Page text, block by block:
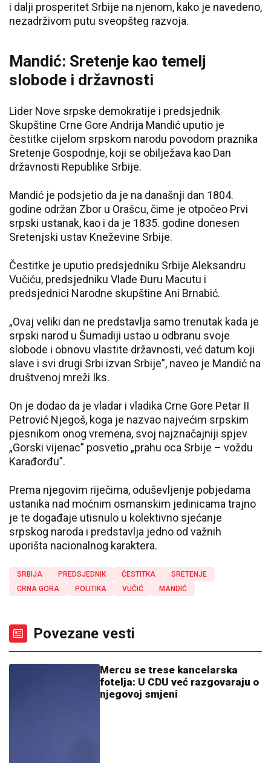
i dalji prosperitet Srbije na njenom, kako je navedeno,
nezadrživom putu sveopšteg razvoja.
Mandić: Sretenje kao temelj
slobode i državnosti
Lider Nove srpske demokratije i predsjednik
Skupštine Crne Gore Andrija Mandić uputio je
čestitke cijelom srpskom narodu povodom praznika
Sretenje Gospodnje, koji se obilježava kao Dan
državnosti Republike Srbije.
Mandić je podsjetio da je na današnji dan 1804.
godine održan Zbor u Orašcu, čime je otpočeo Prvi
srpski ustanak, kao i da je 1835. godine donesen
Sretenjski ustav Kneževine Srbije.
Čestitke je uputio predsjedniku Srbije Aleksandru
Vučiću, predsjedniku Vlade Đuru Macutu i
predsjednici Narodne skupštine Ani Brnabić.
„Ovaj veliki dan ne predstavlja samo trenutak kada je
srpski narod u Šumadiji ustao u odbranu svoje
slobode i obnovu vlastite državnosti, već datum koji
slave i svi drugi Srbi izvan Srbije”, naveo je Mandić na
društvenoj mreži Iks.
On je dodao da je vladar i vladika Crne Gore Petar II
Petrović Njegoš, koga je nazvao najvećim srpskim
pjesnikom onog vremena, svoj najznačajniji spjev
„Gorski vijenac” posvetio „prahu oca Srbije – voždu
Karađorđu”.
Prema njegovim riječima, oduševljenje pobjedama
ustanika nad moćnim osmanskim jedinicama trajno
je te događaje utisnulo u kolektivno sjećanje
srpskog naroda i predstavlja jedno od važnih
uporišta nacionalnog karaktera.
SRBIJA PREDSJEDNIK ČESTITKA
SRETENJE
CRNA GORA
POLITIKA VUČIĆ MANDIĆ
Povezane vesti
Mercu se trese kancelarska
fotelja: U CDU već razgovaraju o
njegovoj smjeni